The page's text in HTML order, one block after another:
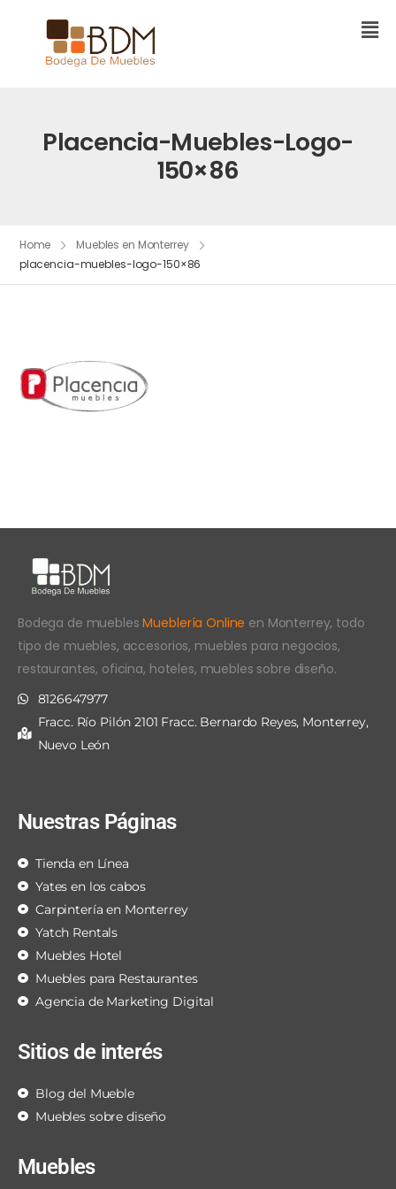
Placencia-Muebles-Logo-
150×86
Home
Muebles en Monterrey
placencia-muebles-logo-150×86
Bodega de mueblesMueblería Online en Monterrey, todo
tipo de muebles, accesorios, muebles para negocios,
restaurantes, oficina, hoteles, muebles sobre diseño.
8126647977
Fracc. Río Pilón 2101 Fracc. Bernardo Reyes, Monterrey,
Nuevo León
Nuestras Páginas
Tienda en Línea
Yates en los cabos
Carpintería en Monterrey
Yatch Rentals
Muebles Hotel
Muebles para Restaurantes
Agencia de Marketing Digital
Sitios de interés
Blog del Mueble
Muebles sobre diseño
Muebles